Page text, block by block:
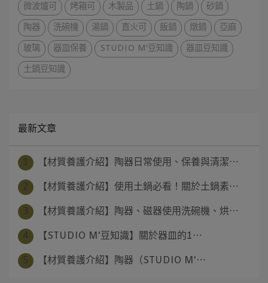
微波爐可 烤箱可 木製品 土鍋 陶鍋
砂鍋
陶器
洗碗機 湯鍋 直火可 飯鍋 燉鍋
亞麻
玻璃
器皿保養 STUDIO M'豆知識
器皿豆知識
土鍋豆知識
最新文章
【材質養護介紹】陶器日常使用、保養與清潔⋯
【材質養護介紹】使用土鍋必看！關於土鍋素⋯
【材質養護介紹】陶器、磁器使用洗碗機、烘⋯
【STUDIO M'豆知識】關於器皿的1⋯
【材質養護介紹】陶器（STUDIO M'⋯